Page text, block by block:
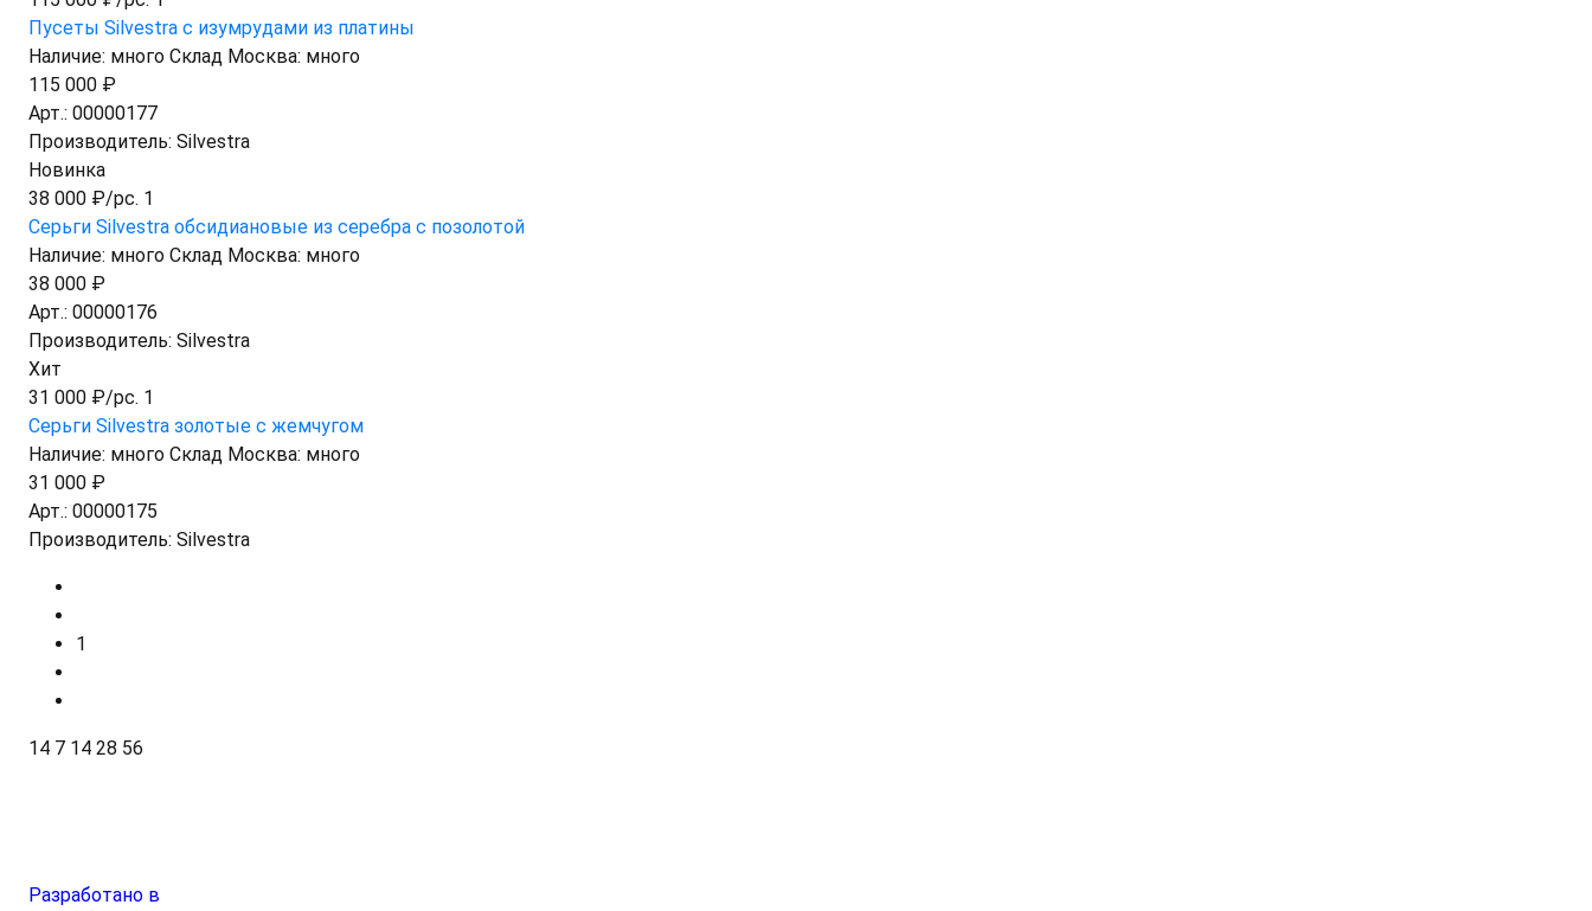
Пусеты Silvestra с изумрудами из платины
Наличие: много Склад Москва: много
115 000 ₽
Арт.: 00000177
Производитель: Silvestra
Новинка
38 000 ₽/pc. 1
Серьги Silvestra обсидиановые из серебра с позолотой
Наличие: много Склад Москва: много
38 000 ₽
Арт.: 00000176
Производитель: Silvestra
Хит
31 000 ₽/pc. 1
Серьги Silvestra золотые с жемчугом
Наличие: много Склад Москва: много
31 000 ₽
Арт.: 00000175
Производитель: Silvestra
1
14 7 14 28 56
Разработано в